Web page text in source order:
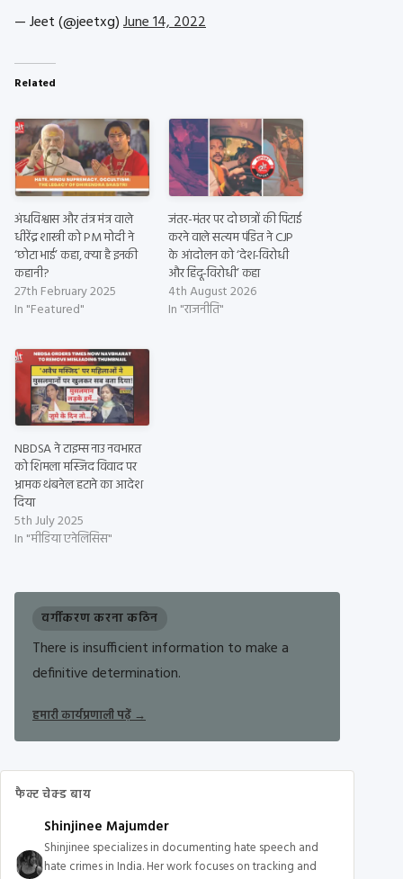
— Jeet (@jeetxg)June 14, 2022
Related
अंधविश्वास और तंत्र मंत्र वाले
धीरेंद्र शास्त्री को PM मोदी ने
‘छोटा भाई’ कहा, क्या है इनकी
कहानी?
27th February 2025
In "Featured"
जंतर-मंतर पर दो छात्रों की पिटाई
करने वाले सत्यम पंडित ने CJP
के आंदोलन को ‘देश-विरोधी
और हिंदू-विरोधी’ कहा
4th August 2026
In "राजनीति"
NBDSA ने टाइम्स नाउ नवभारत
को शिमला मस्जिद विवाद पर
भ्रामक थंबनेल हटाने का आदेश
दिया
5th July 2025
In "मीडिया एनेलिसिस"
वर्गीकरण करना कठिन
There is insufficient information to make a
definitive determination.
हमारी कार्यप्रणाली पढ़ें→
फैक्ट चेक्ड बाय
Shinjinee Majumder
Shinjinee specializes in documenting hate speech and
hate crimes in India. Her work focuses on tracking and